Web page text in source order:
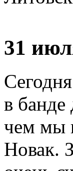
31
в банде
чем мы
Новак.